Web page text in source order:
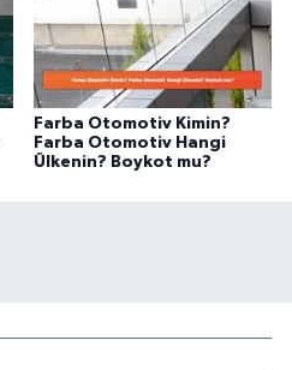
Farba Otomotiv Kimin?
Farba Otomotiv Hangi
Ülkenin? Boykot mu?